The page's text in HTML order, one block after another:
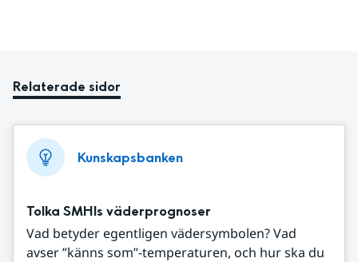
Relaterade sidor
Kunskapsbanken
Tolka SMHIs väderprognoser
Vad betyder egentligen vädersymbolen? Vad
avser ”känns som”-temperaturen, och hur ska du